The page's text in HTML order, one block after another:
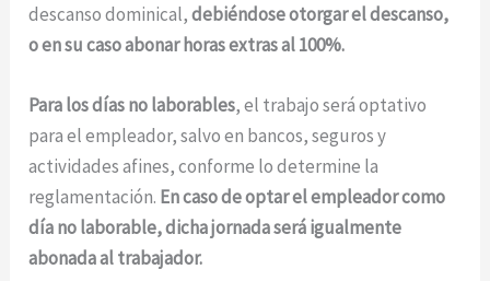
descanso dominical,debiéndose otorgar el descanso,
o en su caso abonar horas extras al 100%.
Para los días no laborables, el trabajo será optativo
para el empleador, salvo en bancos, seguros y
actividades afines, conforme lo determine la
reglamentación. En caso de optar el empleador como
día no laborable, dicha jornada será igualmente
abonada al trabajador.